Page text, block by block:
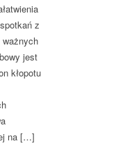
z
jest
kłopotu
na […]